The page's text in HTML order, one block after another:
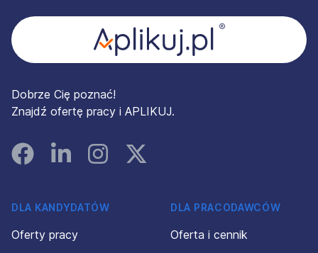
Dobrze Cię poznać!
Znajdź ofertę pracy i APLIKUJ.
FacebookLinked InInstagramInstagram
DLA KANDYDATÓW
Oferty pracy
DLA PRACODAWCÓW
Oferta i cennik